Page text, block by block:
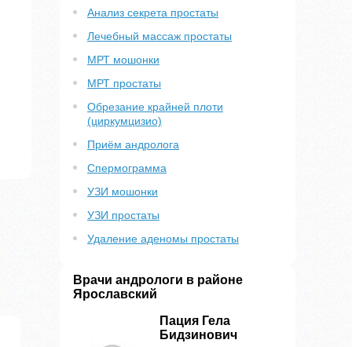
Анализ секрета простаты
Лечебный массаж простаты
МРТ мошонки
МРТ простаты
Обрезание крайней плоти
(циркумцизио)
Приём андролога
Спермограмма
УЗИ мошонки
УЗИ простаты
Удаление аденомы простаты
Врачи андрологи в районе
Ярославский
Пация Гела
Бидзинович